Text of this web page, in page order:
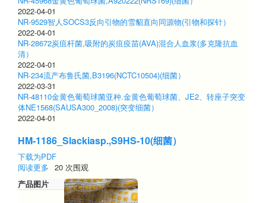
2022-04-01
NR-9529智人SOCS3反向引物的雪貂直向同源物(引物和探针）
2022-04-01
NR-28672炭疽杆菌,吸附的炭疽疫苗(AVA)混合人血浆(多克隆抗血
清）
2022-04-01
NR-234流产布鲁氏菌,B3196(NCTC10504)(细菌）
2022-03-31
NR-48110金黄色葡萄球菌亚种.金黄色葡萄球菌、JE2、转座子突变
体NE1568(SAUSA300_2008)(突变细菌）
2022-04-01
HM-1186_Slackiasp.,S9HS-10(细菌）
下载为PDF
阅读更多 关
HM-
1186_Slackiasp.,S9HS-
20 次围观
产品图片